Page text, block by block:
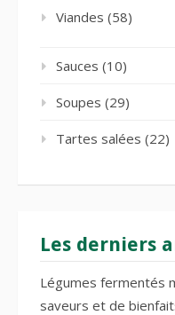
Viandes (58)
Sauces (10)
Soupes (29)
Tartes salées (22)
Les derniers
Légumes fermentés
saveurs et de